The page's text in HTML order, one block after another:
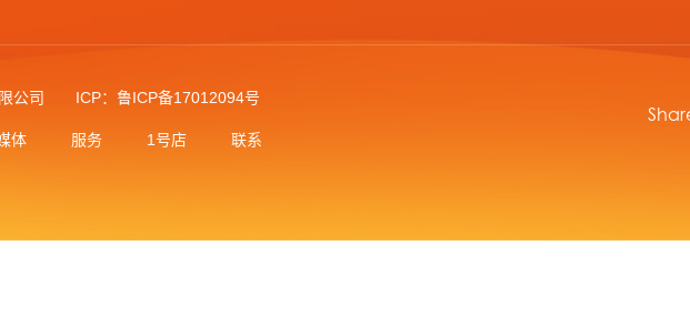
公司 ICP：鲁ICP备17012094号
体 服务 1号店 联系